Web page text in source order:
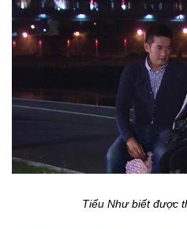
Tiểu Như biết được